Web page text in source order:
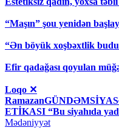
“Maşın” şou yenidən
“Ən böyük xoşbəxtlik
Efir qadağası qoyulan
Loqo ✕
ETİKASI “Bu siyahıda
Mədəniyyət